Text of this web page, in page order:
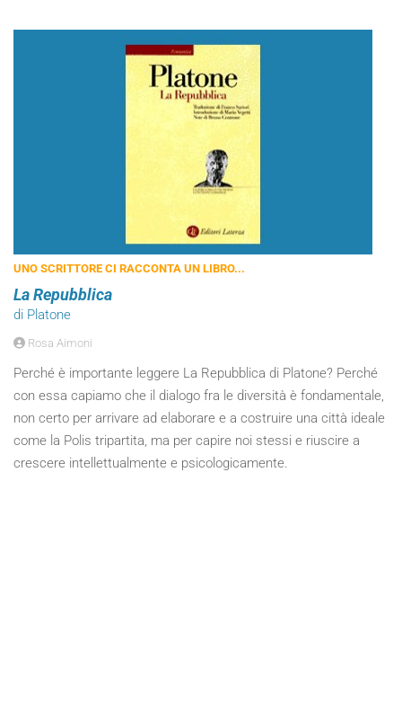
UNO SCRITTORE CI RACCONTA UN LIBRO...
La Repubblica
di Platone
Rosa Aimoni
Perché è importante leggere La Repubblica di Platone? Perché
con essa capiamo che il dialogo fra le diversità è fondamentale,
non certo per arrivare ad elaborare e a costruire una città ideale
come la Polis tripartita, ma per capire noi stessi e riuscire a
crescere intellettualmente e psicologicamente.